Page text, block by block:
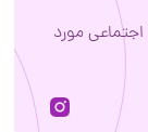
مورد